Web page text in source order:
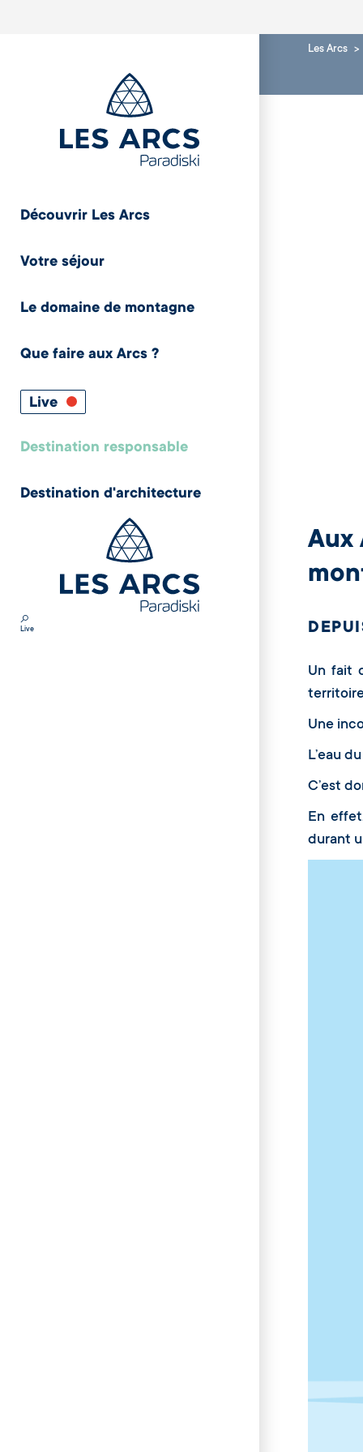
Découvrir Les Arcs
Votre séjour
Le domaine de montagne
Que faire aux Arcs ?
Live
Destination responsable
Destination d'architecture
Live
Les Arcs
Aux
Un fait
Une
L’eau
C’est
En
durant